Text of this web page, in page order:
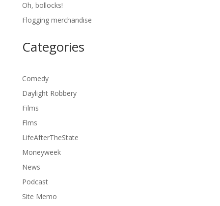
Oh, bollocks!
Flogging merchandise
Categories
Comedy
Daylight Robbery
Films
Flms
LifeAfterTheState
Moneyweek
News
Podcast
Site Memo